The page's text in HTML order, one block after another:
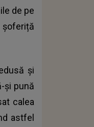
de pe
șoferiță
și
și pună
calea
astfel